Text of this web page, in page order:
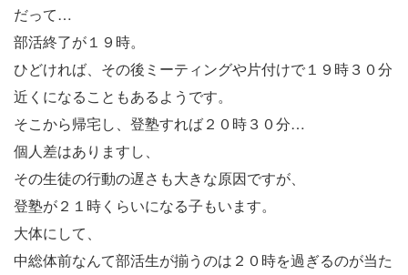
だって…
部活終了が１９時。
ひどければ、その後ミーティングや片付けで１９時３０分
近くになることもあるようです。
そこから帰宅し、登塾すれば２０時３０分…
個人差はありますし、
その生徒の行動の遅さも大きな原因ですが、
登塾が２１時くらいになる子もいます。
大体にして、
中総体前なんて部活生が揃うのは２０時を過ぎるのが当た